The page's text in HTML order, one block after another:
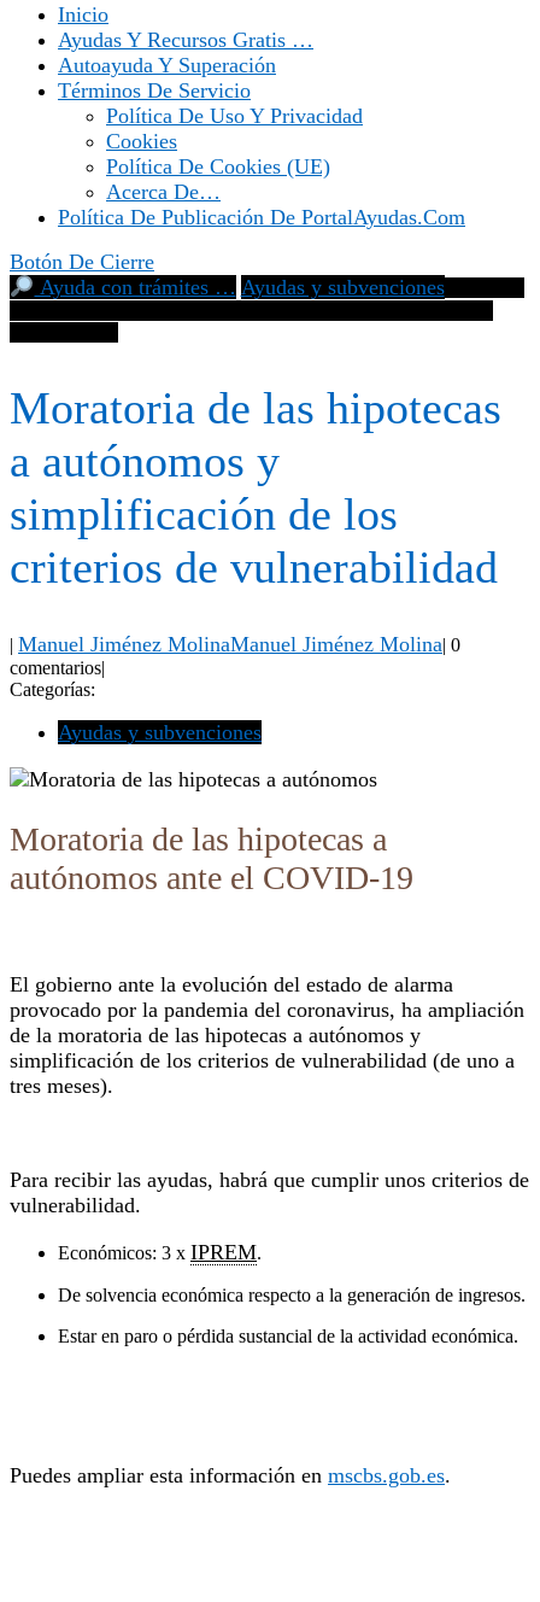
Inicio
Ayudas Y Recursos Gratis …
Autoayuda Y Superación
Términos De Servicio
Política De Uso Y Privacidad
Cookies
Política De Cookies (UE)
Acerca De…
Política De Publicación De PortalAyudas.com
Botón De Cierre
Ayuda con trámites … Ayudas y subvencionesMoratoria
Moratoria de las hipotecas
a autónomos y
simplificación de los
criterios de vulnerabilidad
| Manuel Jiménez MolinaManuel Jiménez Molina| 0
comentarios|
Categorías:
Ayudas y subvenciones
Moratoria de las hipotecas a
autónomos ante el COVID-19
El gobierno ante la evolución del estado de alarma
provocado por la pandemia del coronavirus, ha ampliación
de la moratoria de las hipotecas a autónomos y
simplificación de los criterios de vulnerabilidad (de uno a
tres meses).
Para recibir las ayudas, habrá que cumplir unos criterios de
vulnerabilidad.
Económicos: 3 x IPREM.
De solvencia económica respecto a la generación de ingresos.
Estar en paro o pérdida sustancial de la actividad económica.
Puedes ampliar esta información en mscbs.gob.es.